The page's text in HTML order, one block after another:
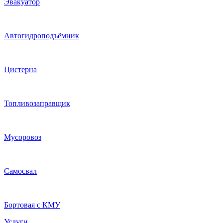
Эвакуатор
Автогидроподъёмник
Цистерна
Топливозаправщик
Мусоровоз
Самосвал
Бортовая с КМУ